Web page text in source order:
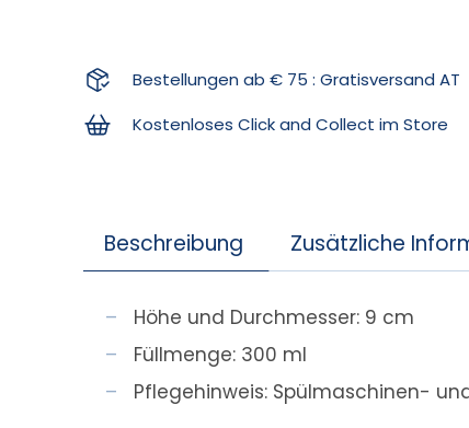
Bestellungen ab € 75 : Gratisversand AT
Kostenloses Click and Collect im Store
Beschreibung Zusätzliche
Höhe und Durchmesser: 9 cm
Füllmenge: 300 ml
Pflegehinweis: Spülmaschinen-